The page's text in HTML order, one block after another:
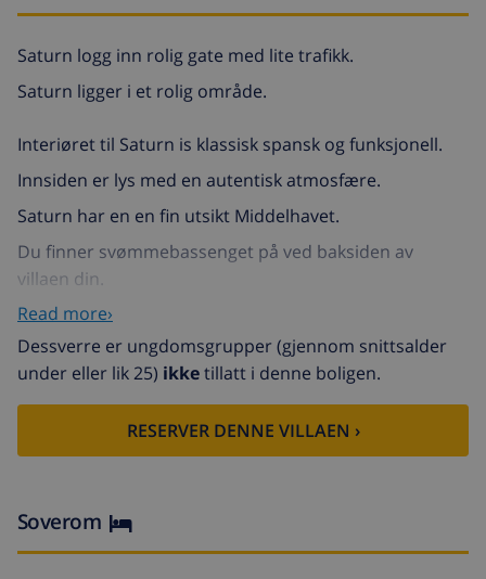
Saturn logg inn rolig gate med lite trafikk.
Saturn ligger i et rolig område.
Interiøret til Saturn is klassisk spansk og funksjonell.
Innsiden er lys med en autentisk atmosfære.
Saturn har en en fin utsikt Middelhavet.
Du finner svømmebassenget på ved baksiden av
villaen din.
Her kan du nyte spansk sol og friluftsliv.
Saturn har av en permanent stengrill .
Denne ferieboligen er svært godt egnet for familier på
grunn av avstand til sentrum.
Read more›
Dessverre er ungdomsgrupper (gjennom snittsalder
under eller lik 25) ikketillatt i denne boligen.
RESERVER DENNE VILLAEN ›
Soverom